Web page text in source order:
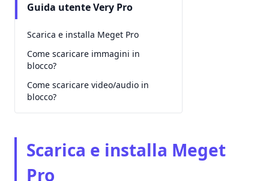
Guida utente Very Pro
Scarica e installa Meget Pro
Come scaricare immagini in
blocco?
Come scaricare video/audio in
blocco?
Scarica e installa Meget
Pro